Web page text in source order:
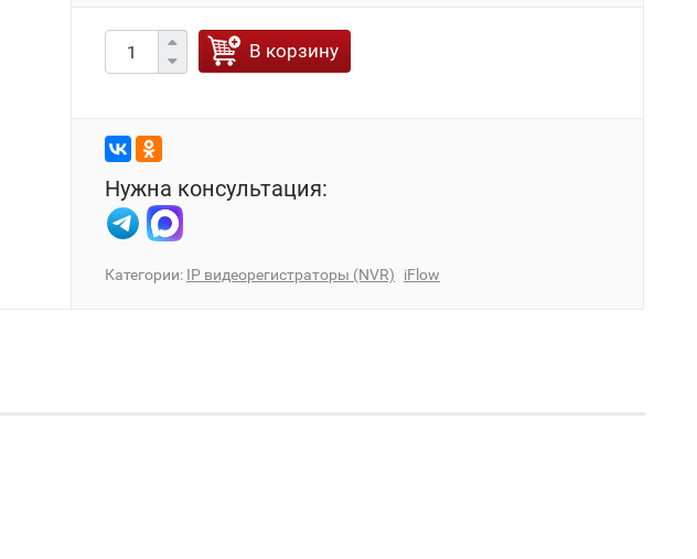
В корзину
Нужна консультация:
Категории: IP видеорегистраторы (NVR) iFlow